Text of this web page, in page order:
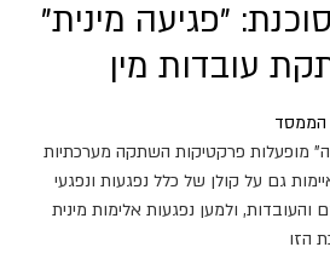
"פגיעה מינית"
עובדות מין
מופעלות פרקטיקות השתקה מערכתיות
גם על קולן של כלל נפגעות ונפגעי
והעובדות, ולמען נפגעות אלימות מינית
הזו